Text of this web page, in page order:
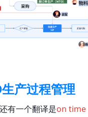
产过程管理
有一个翻译是on time